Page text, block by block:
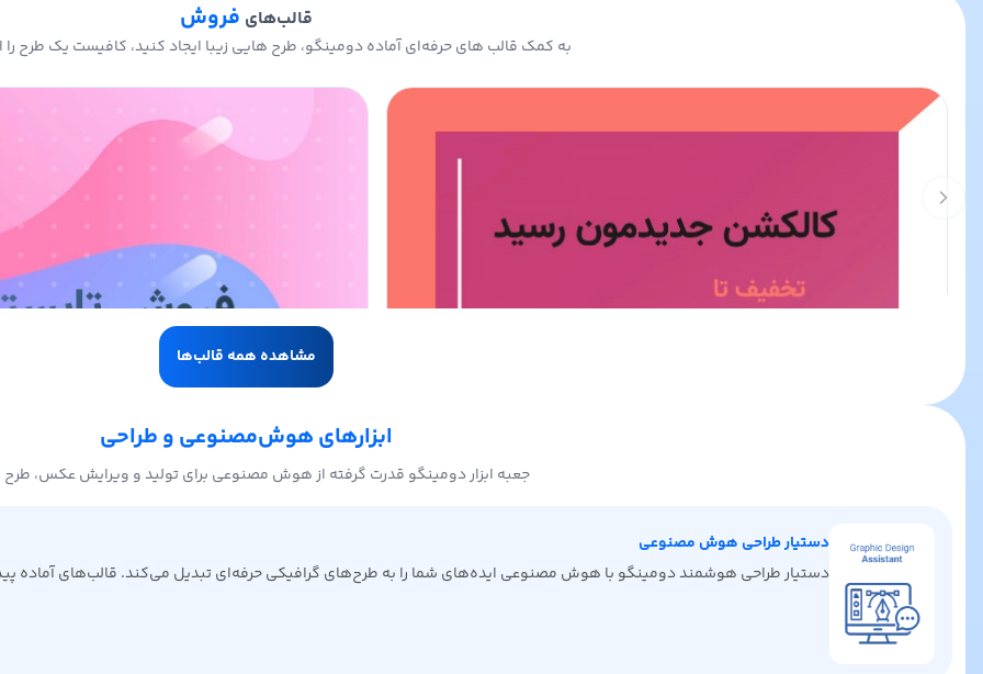
قالب‌های فروش
به کمک قالب های حرفه‌ای آماده دومینگو، طرح هایی زیبا ایجاد کنید، کافیست یک طرح را
Previous slide
مشاهده همه قالب‌ها
ابزارهای هوش‌مصنوعی و طراحی
جعبه ابزار دومینگو قدرت گرفته از هوش مصنوعی برای تولید و ویرایش عکس،
دستیار طراحی هوش مصنوعی
دستیار طراحی هوشمند دومینگو با هوش مصنوعی ایده‌های شما را به طرح‌های گرافیکی حرفه‌ای تبدیل می‌کند. قالب‌های آماده